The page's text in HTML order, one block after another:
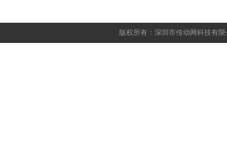
版权所有：深圳市传动网科技有